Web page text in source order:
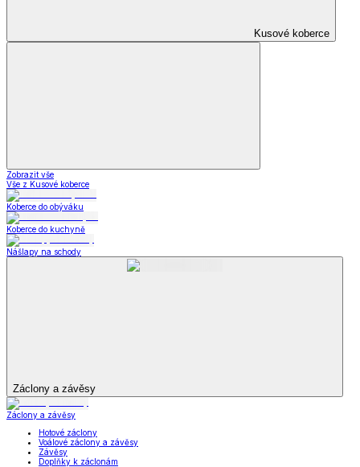
Kusové koberce
Zobrazit vše
Vše z Kusové koberce
Koberce do obýváku
Koberce do kuchyně
Nášlapy na schody
Záclony a závěsy
Záclony a závěsy
Hotové záclony
Voálové záclony a závěsy
Závěsy
Doplňky k záclonám